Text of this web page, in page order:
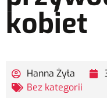
kobiet
Hanna Żyła
Bez kategorii